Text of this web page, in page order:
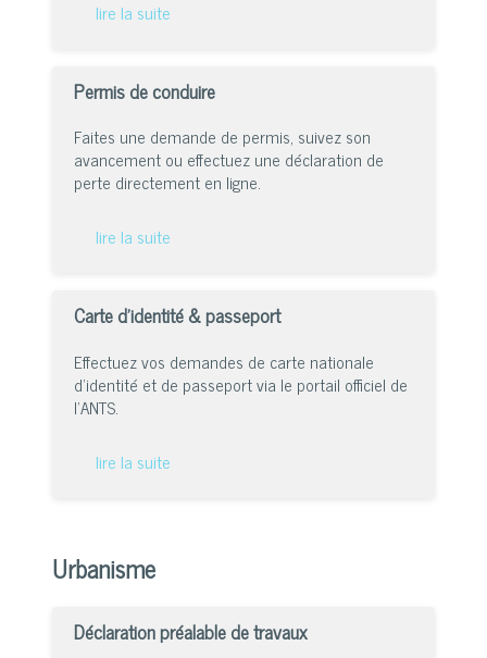
lire la suite
Permis de conduire
Faites une demande de permis, suivez son
avancement ou effectuez une déclaration de
perte directement en ligne.
lire la suite
Carte d’identité & passeport
Effectuez vos demandes de carte nationale
d’identité et de passeport via le portail officiel de
l’ANTS.
lire la suite
Urbanisme
Déclaration préalable de travaux